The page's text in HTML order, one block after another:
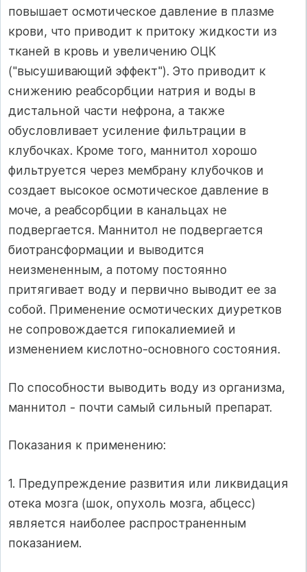
повышает осмотическое давление в плазме
крови, что приводит к притоку жидкости из
тканей в кровь и увеличению ОЦК
("высушивающий эффект"). Это приводит к
снижению реабсорбции натрия и воды в
дистальной части нефрона, а также
обусловливает усиление фильтрации в
клубочках. Кроме того, маннитол хорошо
фильтруется через мембрану клубочков и
создает высокое осмотическое давление в
моче, а реабсорбции в канальцах не
подвергается. Маннитол не подвергается
биотрансформации и выводится
неизмененным, а потому постоянно
притягивает воду и первично выводит ее за
собой. Применение осмотических диуретков
не сопровождается гипокалиемией и
изменением кислотно-основного состояния.
По способности выводить воду из организма,
маннитол - почти самый сильный препарат.
Показания к применению:
1. Предупреждение развития или ликвидация
отека мозга (шок, опухоль мозга, абцесс)
является наиболее распространенным
показанием.